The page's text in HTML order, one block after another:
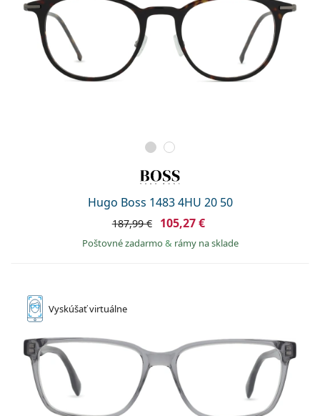
Hugo Boss 1483 4HU 20 50
187,99 € 105,27 €
Poštovné zadarmo& rámy na sklade
Vyskúšaťvirtuálne